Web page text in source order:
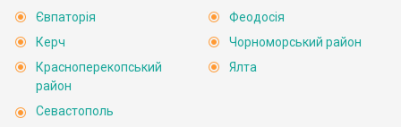
Євпаторія
Керч
Красноперекопський
район
Севастополь
Феодосія
Чорноморський район
Ялта